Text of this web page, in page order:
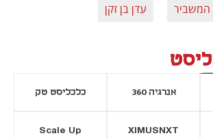
המשביר עדן בן זקן
אנרגיה 360 כלכליסט טק
XIMUSNXT
Scale Up